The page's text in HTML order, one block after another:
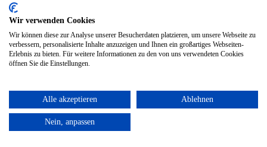
Wir verwenden Cookies
Wir können diese zur Analyse unserer Besucherdaten platzieren, um unsere Webseite zu
verbessern, personalisierte Inhalte anzuzeigen und Ihnen ein großartiges Webseiten-
Erlebnis zu bieten. Für weitere Informationen zu den von uns verwendeten Cookies
öffnen Sie die Einstellungen.
Alle akzeptieren Ablehnen
Nein, anpassen